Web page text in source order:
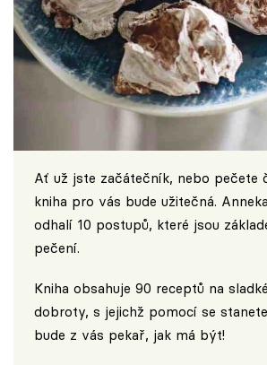
Ať už jste začátečník, nebo pečete
kniha pro vás bude užitečná.
odhalí 10 postupů, které jsou
pečení.
Kniha obsahuje 90 receptů na
dobroty, s jejichž pomocí se
bude z vás pekař, jak má být!